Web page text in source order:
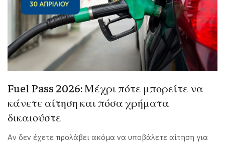
Fuel Pass 2026: Μέχρι πότε μπορείτε να
κάνετε αίτηση και πόσα χρήματα
δικαιούστε
Αν δεν έχετε προλάβει ακόμα να υποβάλετε αίτηση για